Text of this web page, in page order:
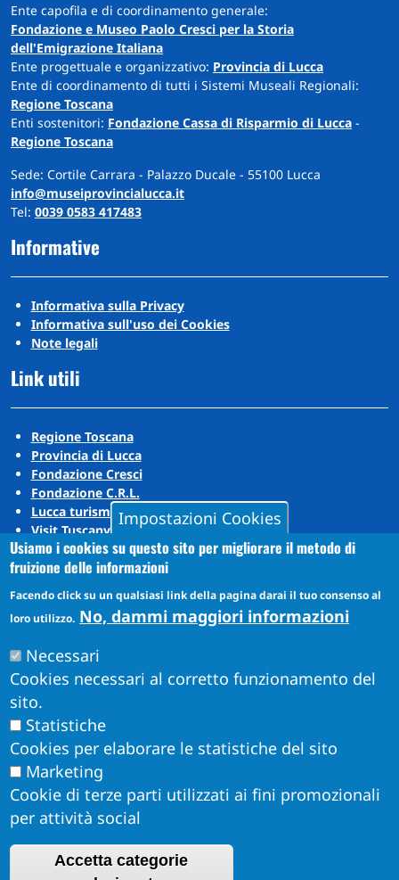
Ente capofila e di coordinamento generale:
Fondazione e Museo Paolo Cresci per la Storia
dell'Emigrazione Italiana
Ente progettuale e organizzativo: Provincia di Lucca
Ente di coordinamento di tutti i Sistemi Museali Regionali:
Regione Toscana
Enti sostenitori: Fondazione Cassa di Risparmio di Lucca -
Regione Toscana
Sede: Cortile Carrara - Palazzo Ducale - 55100 Lucca
info@museiprovincialucca.it
Tel: 0039 0583 417483
Informative
Informativa sulla Privacy
Informativa sull'uso dei Cookies
Note legali
Link utili
Regione Toscana
Provincia di Lucca
Fondazione Cresci
Fondazione C.R.L.
Lucca turismo
Visit Tuscany
Puccini Lands
Social media
YouTube
Obiettivi di Accessibilità per l'anno 2026
Impostazioni Cookies
Usiamo i cookies su questo sito per migliorare il metodo di
fruizione delle informazioni
Facendo click su un qualsiasi link della pagina darai il tuo consenso al
loro utilizzo. No, dammi maggiori informazioni
Necessari
Cookies necessari al corretto funzionamento del
sito.
Statistiche
Cookies per elaborare le statistiche del sito
Marketing
Cookie di terze parti utilizzati ai fini promozionali
per attività social
Accetta categorie